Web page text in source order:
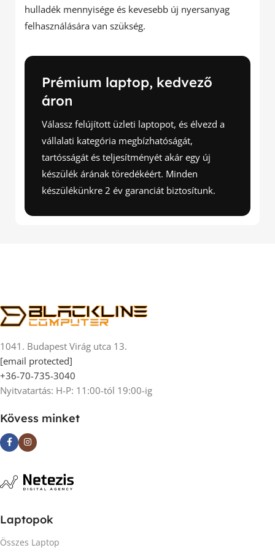
hulladék mennyisége és kevesebb új nyersanyag
felhasználására van szükség.
Prémium laptop, kedvező
áron
Válassz felújított üzleti laptopot, és élvezd a
vállalati kategória megbízhatóságát,
tartósságát és teljesítményét akár egy új
készülék árának töredékéért. Minden
készülékünkre 2 év garanciát biztosítunk.
1041. Budapest Virág utca 13.
[email protected]
+36-70-735-3040
Nyitvatartás: H-P: 11:00-tól 19:00-ig
Kövess minket
Laptopok
Összes Laptop